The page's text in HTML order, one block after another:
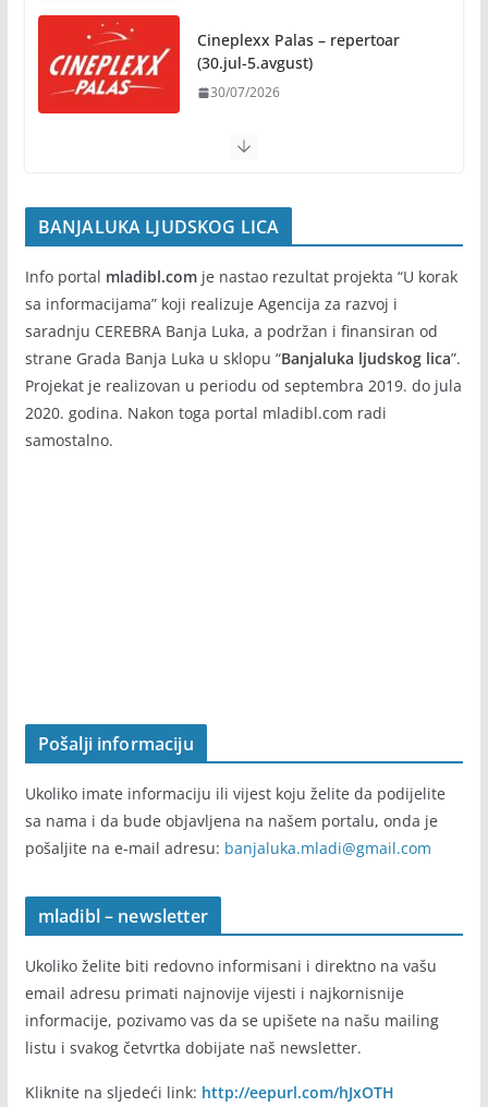
godine
07/08/2026
Cineplexx Palas – repertoar
(30.jul-5.avgust)
30/07/2026
BANJALUKA LJUDSKOG LICA
Info portal mladibl.comje nastao rezultat projekta “U korak
sa informacijama” koji realizuje Agencija za razvoj i
saradnju CEREBRA Banja Luka, a podržan i finansiran od
strane Grada Banja Luka u sklopu “Banjaluka ljudskog lica”.
Projekat je realizovan u periodu od septembra 2019. do jula
2020. godina. Nakon toga portal mladibl.com radi
samostalno.
Pošalji informaciju
Ukoliko imate informaciju ili vijest koju želite da podijelite
sa nama i da bude objavljena na našem portalu, onda je
pošaljite na e-mail adresu: banjaluka.mladi@gmail.com
mladibl – newsletter
Ukoliko želite biti redovno informisani i direktno na vašu
email adresu primati najnovije vijesti i najkornisnije
informacije, pozivamo vas da se upišete na našu mailing
listu i svakog četvrtka dobijate naš newsletter.
Kliknite na sljedeći link: http://eepurl.com/hJxOTH